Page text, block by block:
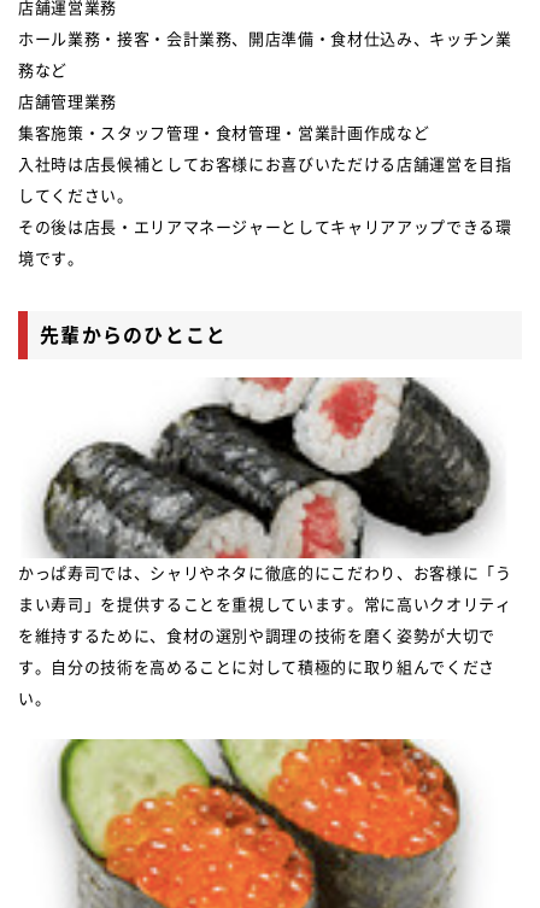
店舗運営業務
ホール業務・接客・会計業務、開店準備・食材仕込み、キッチン業
務など
店舗管理業務
集客施策・スタッフ管理・食材管理・営業計画作成など
入社時は店長候補としてお客様にお喜びいただける店舗運営を目指
してください。
その後は店長・エリアマネージャーとしてキャリアアップできる環
境です。
先輩からのひとこと
かっぱ寿司では、シャリやネタに徹底的にこだわり、お客様に「う
まい寿司」を提供することを重視しています。常に高いクオリティ
を維持するために、食材の選別や調理の技術を磨く姿勢が大切で
す。自分の技術を高めることに対して積極的に取り組んでくださ
い。